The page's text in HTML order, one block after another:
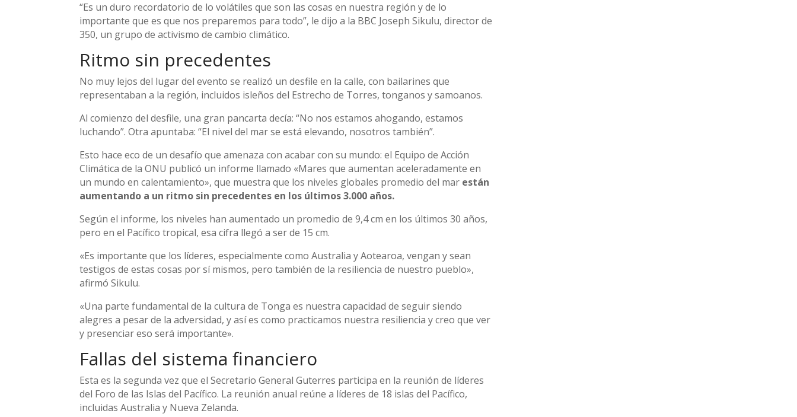
“Es un duro recordatorio de lo volátiles que son las cosas en nuestra región y de lo
importante que es que nos preparemos para todo”, le dijo a la BBC Joseph Sikulu, director de
350, un grupo de activismo de cambio climático.
Ritmo sin precedentes
No muy lejos del lugar del evento se realizó un desfile en la calle, con bailarines que
representaban a la región, incluidos isleños del Estrecho de Torres, tonganos y samoanos.
Al comienzo del desfile, una gran pancarta decía: “No nos estamos ahogando, estamos
luchando”. Otra apuntaba: “El nivel del mar se está elevando, nosotros también”.
Esto hace eco de un desafío que amenaza con acabar con su mundo: el Equipo de Acción
Climática de la ONU publicó un informe llamado «Mares que aumentan aceleradamente en
un mundo en calentamiento», que muestra que los niveles globales promedio del mar están
aumentando a un ritmo sin precedentes en los últimos 3.000 años.
Según el informe, los niveles han aumentado un promedio de 9,4 cm en los últimos 30 años,
pero en el Pacífico tropical, esa cifra llegó a ser de 15 cm.
«Es importante que los líderes, especialmente como Australia y Aotearoa, vengan y sean
testigos de estas cosas por sí mismos, pero también de la resiliencia de nuestro pueblo»,
afirmó Sikulu.
«Una parte fundamental de la cultura de Tonga es nuestra capacidad de seguir siendo
alegres a pesar de la adversidad, y así es como practicamos nuestra resiliencia y creo que ver
y presenciar eso será importante».
Fallas del sistema financiero
Esta es la segunda vez que el Secretario General Guterres participa en la reunión de líderes
del Foro de las Islas del Pacífico. La reunión anual reúne a líderes de 18 islas del Pacífico,
incluidas Australia y Nueva Zelanda.